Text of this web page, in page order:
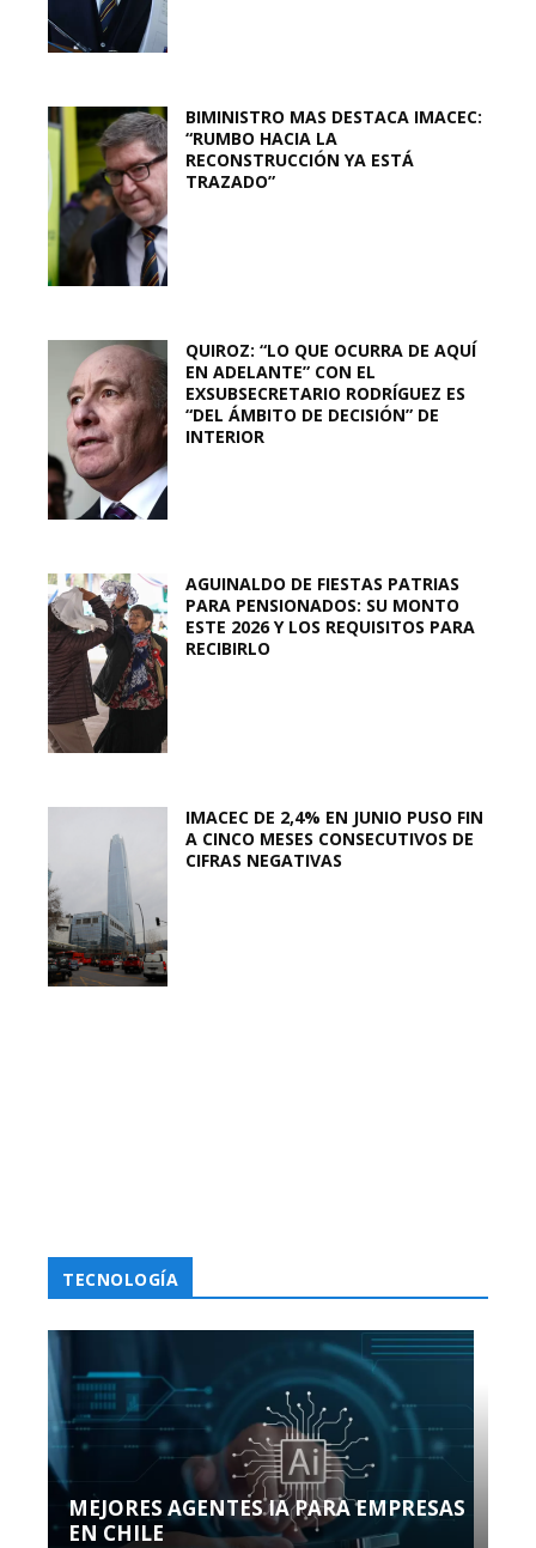
BIMINISTRO MAS DESTACA IMACEC:
“RUMBO HACIA LA
RECONSTRUCCIÓN YA ESTÁ
TRAZADO”
QUIROZ: “LO QUE OCURRA DE AQUÍ
EN ADELANTE” CON EL
EXSUBSECRETARIO RODRÍGUEZ ES
“DEL ÁMBITO DE DECISIÓN” DE
INTERIOR
AGUINALDO DE FIESTAS PATRIAS
PARA PENSIONADOS: SU MONTO
ESTE 2026 Y LOS REQUISITOS PARA
RECIBIRLO
IMACEC DE 2,4% EN JUNIO PUSO FIN
A CINCO MESES CONSECUTIVOS DE
CIFRAS NEGATIVAS
TECNOLOGÍA
MEJORES AGENTES IA PARA EMPRESAS
EN CHILE